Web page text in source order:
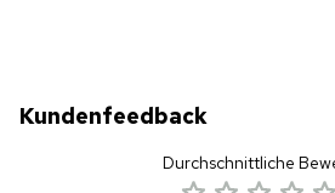
Kundenfeedback
Durchschnittliche